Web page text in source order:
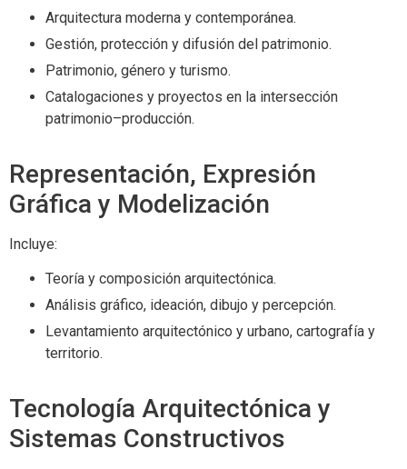
Arquitectura moderna y contemporánea.
Gestión, protección y difusión del patrimonio.
Patrimonio, género y turismo.
Catalogaciones y proyectos en la intersección
patrimonio–producción.
Representación, Expresión
Gráfica y Modelización
Incluye:
Teoría y composición arquitectónica.
Análisis gráfico, ideación, dibujo y percepción.
Levantamiento arquitectónico y urbano, cartografía y
territorio.
Tecnología Arquitectónica y
Sistemas Constructivos